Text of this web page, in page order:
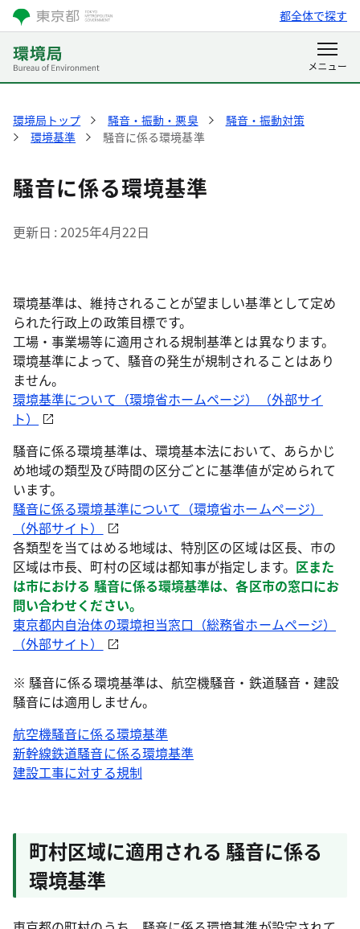
都全体で探す
環境局トップ 騒音・振動・悪臭
騒音・振動対策
環境基準
騒音に係る環境基準
騒音に係る環境基準
更新日 2025年4月22日
環境基準は、維持されることが望ましい基準として定め
られた行政上の政策目標です。
工場・事業場等に適用される規制基準とは異なります。
環境基準によって、騒音の発生が規制されることはあり
ません。
環境基準について（環境省ホームページ）（外部サイ
ト）
騒音に係る環境基準は、環境基本法において、あらかじ
め地域の類型及び時間の区分ごとに基準値が定められて
います。
騒音に係る環境基準について（環境省ホームページ）
（外部サイト）
各類型を当てはめる地域は、特別区の区域は区長、市の
区域は市長、町村の区域は都知事が指定します。 区また
は市における 騒音に係る環境基準は、各区市の窓口にお
問い合わせください。
東京都内自治体の環境担当窓口（総務省ホームページ）
（外部サイト）
※ 騒音に係る環境基準は、航空機騒音・鉄道騒音・建設
騒音には適用しません。
航空機騒音に係る環境基準
新幹線鉄道騒音に係る環境基準
建設工事に対する規制
町村区域に適用される 騒音に係る
環境基準